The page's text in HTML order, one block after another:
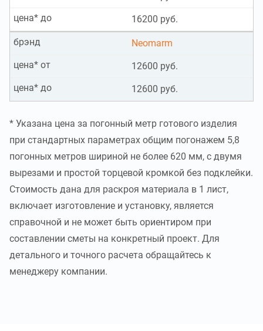
16200 руб.
цена* до
Neomarm
брэнд
12600 руб.
цена* от
12600 руб.
цена* до
* Указана цена за погонный метр готового изделия
при стандартных параметрах общим погонажем 5,8
погонных метров шириной не более 620 мм, с двумя
вырезами и простой торцевой кромкой без подклейки.
Стоимость дана для раскроя материала в 1 лист,
включает изготовление и установку, является
справочной и не может быть ориентиром при
составлении сметы на конкретный проект. Для
детального и точного расчета обращайтесь к
менеджеру компании.